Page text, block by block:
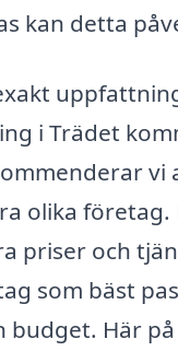
kan detta
i Trädet
vi
olika företag.
priser och
som bäst
budget. Här